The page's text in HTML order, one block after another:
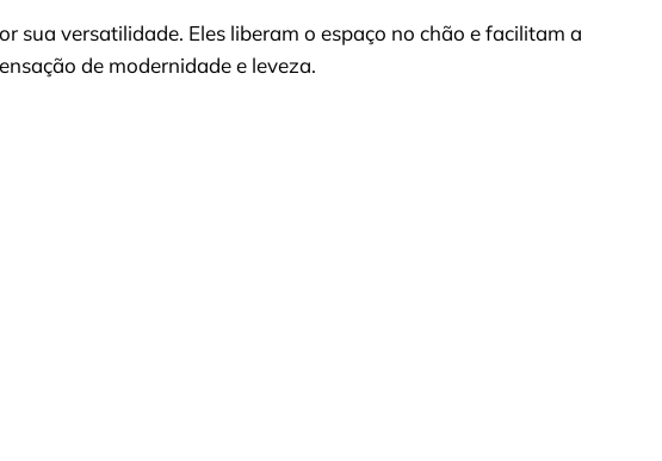
sua versatilidade. Eles liberam o espaço no chão e facilitam a
de modernidade e leveza.